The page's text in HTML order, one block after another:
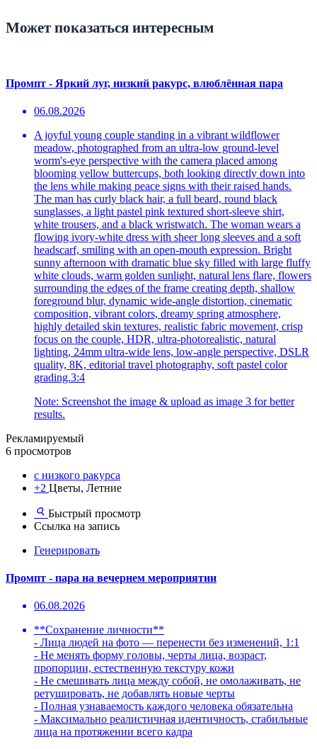
Может показаться интересным
Промпт - Яркий луг, низкий ракурс, влюблённая пара
06.08.2026
A joyful young couple standing in a vibrant wildflower
meadow, photographed from an ultra-low ground-level
worm's-eye perspective with the camera placed among
blooming yellow buttercups, both looking directly down into
the lens while making peace signs with their raised hands.
The man has curly black hair, a full beard, round black
sunglasses, a light pastel pink textured short-sleeve shirt,
white trousers, and a black wristwatch. The woman wears a
flowing ivory-white dress with sheer long sleeves and a soft
headscarf, smiling with an open-mouth expression. Bright
sunny afternoon with dramatic blue sky filled with large fluffy
white clouds, warm golden sunlight, natural lens flare, flowers
surrounding the edges of the frame creating depth, shallow
foreground blur, dynamic wide-angle distortion, cinematic
composition, vibrant colors, dreamy spring atmosphere,
highly detailed skin textures, realistic fabric movement, crisp
focus on the couple, HDR, ultra-photorealistic, natural
lighting, 24mm ultra-wide lens, low-angle perspective, DSLR
quality, 8K, editorial travel photography, soft pastel color
grading.3:4
Note: Screenshot the image & upload as image 3 for better
results.
Рекламируемый
6 просмотров
с низкого ракурса
+2 Цветы, Летние
Быстрый просмотр
Ссылка на запись
Генерировать
Промпт - пара на вечернем мероприятии
06.08.2026
**Сохранение личности**
- Лица людей на фото — перенести без изменений, 1:1
- Не менять форму головы, черты лица, возраст,
пропорции, естественную текстуру кожи
- Не смешивать лица между собой, не омолаживать, не
ретушировать, не добавлять новые черты
- Полная узнаваемость каждого человека обязательна
- Максимально реалистичная идентичность, стабильные
лица на протяжении всего кадра